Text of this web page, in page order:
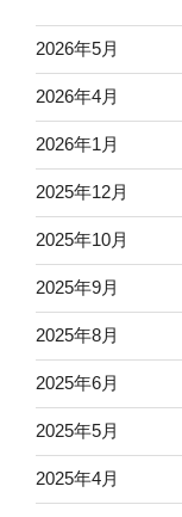
2026年5月
2026年4月
2026年1月
2025年12月
2025年10月
2025年9月
2025年8月
2025年6月
2025年5月
2025年4月